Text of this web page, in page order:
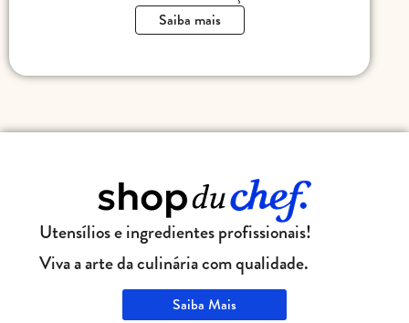
Saiba mais
Utensílios e ingredientes profissionais!
Viva a arte da culinária com qualidade.
Saiba Mais